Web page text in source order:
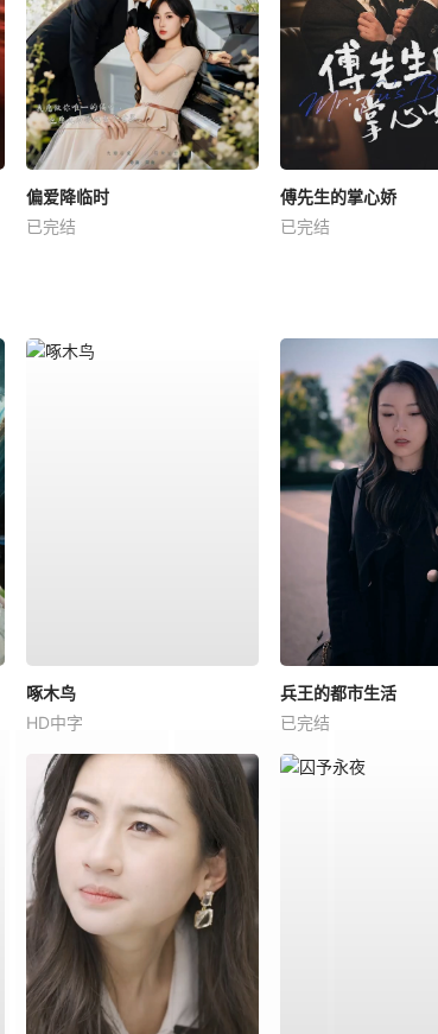
偏爱降临时
已完结
傅先生的掌心娇
已完结
啄木鸟
HD中字
兵王的都市生活
已完结